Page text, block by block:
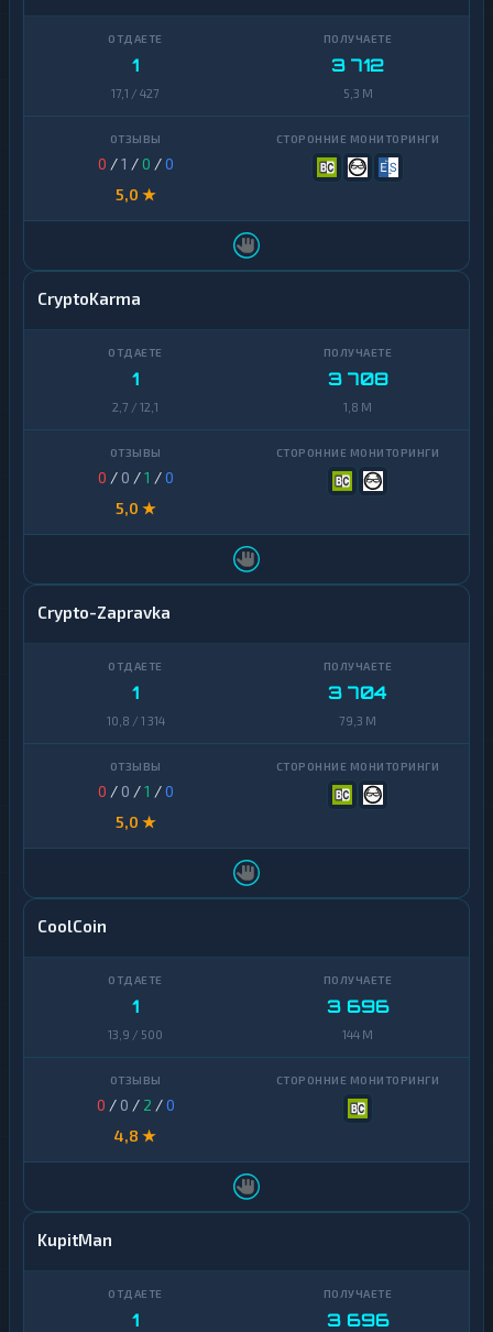
1
17,1 / 427
3 712
5,3 M
0 /1 /0 /0
5,0 ★
CryptoKarma
1
2,7 / 12,1
3 708
1,8 M
0 / 0 /1 /0
5,0 ★
Crypto-Zapravka
1
10,8 / 1 314
3 704
79,3 M
0 / 0 /1 /0
5,0 ★
CoolCoin
1
13,9 / 500
3 696
144 M
0 / 0 / 2 /0
4,8 ★
KupitMan
1 3 696